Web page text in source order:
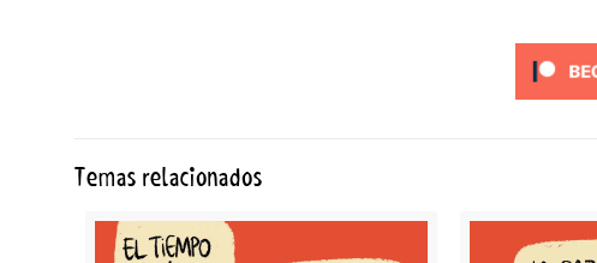
Temas relacionados